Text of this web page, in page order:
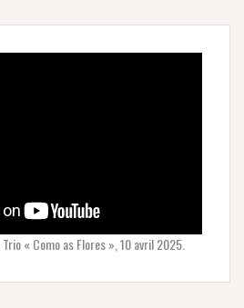
« Como as Flores », 10 avril 2025.